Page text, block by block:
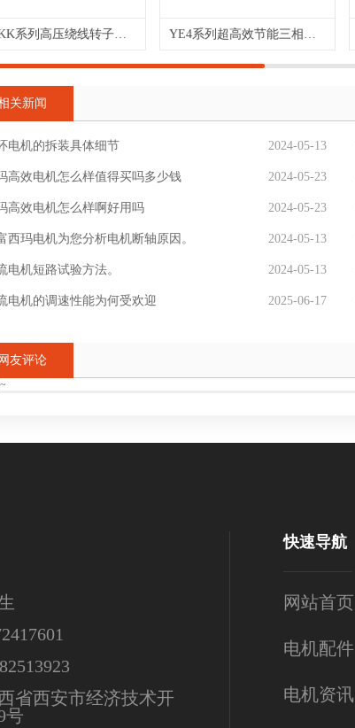
YRKK系列高压绕线转子三相异步电机 YE4系列超高效节能三相异步电动机
关新闻
电机的拆装具体细节 2024-05-13
高效电机怎么样值得买吗多少钱 2024-05-23
高效电机怎么样啊好用吗 2024-05-23
西玛电机为您分析电机断轴原因。 2024-05-13
电机短路试验方法。 2024-05-13
电机的调速性能为何受欢迎 2025-06-17
网友评论
省西安市经济技术开
号
快速导航
网站首页
电机配件
电机资讯